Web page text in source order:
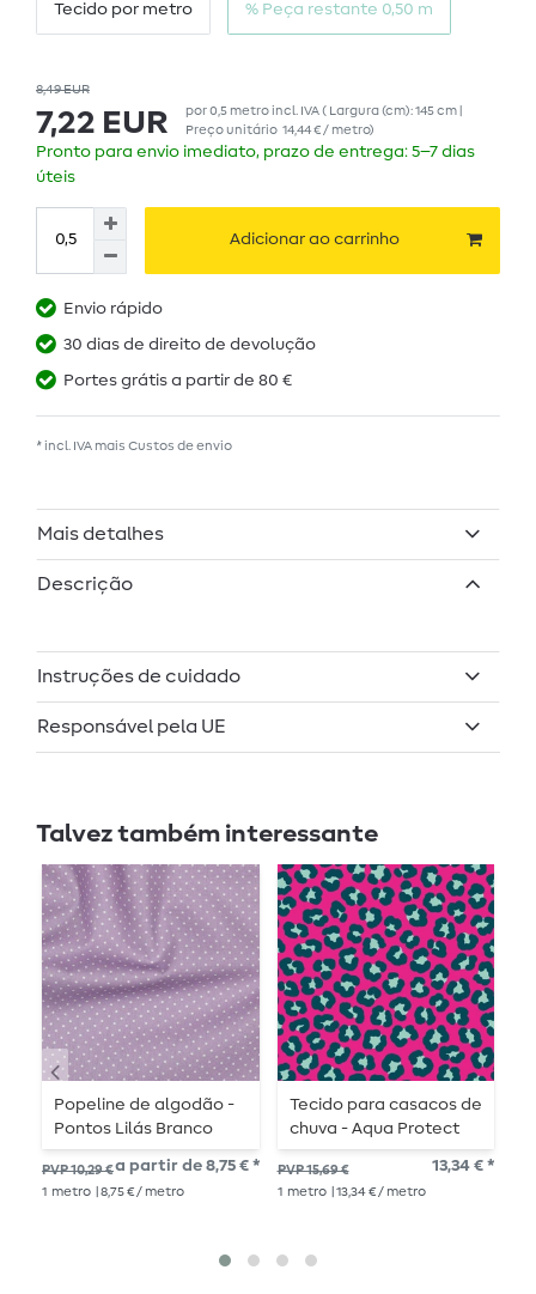
Tecido por metro % Peça restante 0,50 m
8,49 EUR
7,22 EUR por0,5 metroincl. IVA( Largura (cm): 145 cm |
Preço unitário 14,44 € / metro)
Pronto para envio imediato, prazo de entrega: 5–7 dias
úteis
Adicionar ao carrinho
Envio rápido
30 dias de direito de devolução
Portes grátis a partir de 80 €
* incl. IVA mais Custos de envio
Mais detalhes
Descrição
Instruções de cuidado
Responsável pela UE
Talvez também interessante
Popeline de algodão -
Pontos Lilás Branco
PVP 10,29 €a partir de 8,75 € *
1 metro | 8,75 € / metro
Tecido para casacos de
chuva - Aqua Protect
Estampa digital Leo
Fúcsia
PVP 15,69 € 13,34 € *
1 metro | 13,34 € / metro